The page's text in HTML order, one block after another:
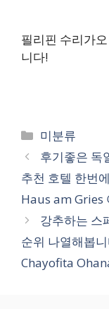
필리핀 수리가
니다!
카
테
고
리
미분류
후기좋은 독
추천 호텔 한번
Haus am Gries
강추하는 스
순위 나열해봅
Chayofita